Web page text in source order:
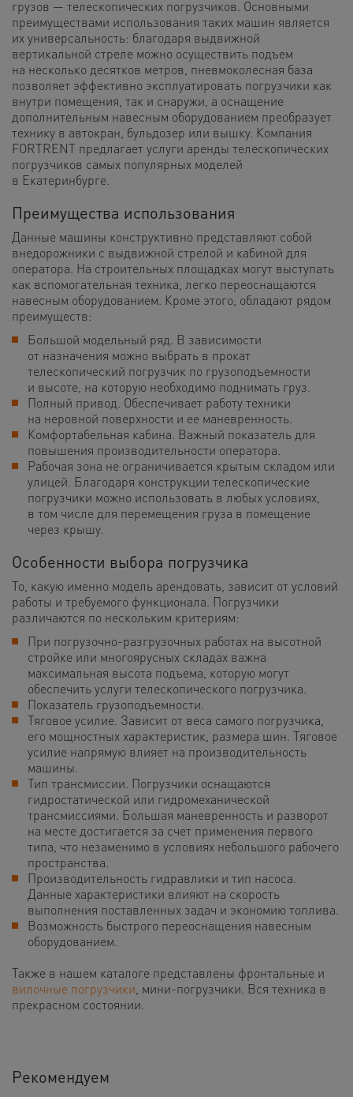
грузов — телескопических погрузчиков. Основными
преимуществами использования таких машин является
их универсальность: благодаря выдвижной
вертикальной стреле можно осуществить подъем
на несколько десятков метров, пневмоколесная база
позволяет эффективно эксплуатировать погрузчики как
внутри помещения, так и снаружи, а оснащение
дополнительным навесным оборудованием преобразует
технику в автокран, бульдозер или вышку. Компания
FORTRENT предлагает услуги аренды телескопических
погрузчиков самых популярных моделей
в Екатеринбурге.
Преимущества использования
Данные машины конструктивно представляют собой
внедорожники с выдвижной стрелой и кабиной для
оператора. На строительных площадках могут выступать
как вспомогательная техника, легко переоснащаются
навесным оборудованием. Кроме этого, обладают рядом
преимуществ:
Большой модельный ряд. В зависимости
от назначения можно выбрать в прокат
телескопический погрузчик по грузоподъемности
и высоте, на которую необходимо поднимать груз.
Полный привод. Обеспечивает работу техники
на неровной поверхности и ее маневренность.
Комфортабельная кабина. Важный показатель для
повышения производительности оператора.
Рабочая зона не ограничивается крытым складом или
улицей. Благодаря конструкции телескопические
погрузчики можно использовать в любых условиях,
в том числе для перемещения груза в помещение
через крышу.
Особенности выбора погрузчика
То, какую именно модель арендовать, зависит от условий
работы и требуемого функционала. Погрузчики
различаются по нескольким критериям:
При погрузочно-разгрузочных работах на высотной
стройке или многоярусных складах важна
максимальная высота подъема, которую могут
обеспечить услуги телескопического погрузчика.
Показатель грузоподъемности.
Тяговое усилие. Зависит от веса самого погрузчика,
его мощностных характеристик, размера шин. Тяговое
усилие напрямую влияет на производительность
машины.
Тип трансмиссии. Погрузчики оснащаются
гидростатической или гидромеханической
трансмиссиями. Большая маневренность и разворот
на месте достигается за счет применения первого
типа, что незаменимо в условиях небольшого рабочего
пространства.
Производительность гидравлики и тип насоса.
Данные характеристики влияют на скорость
выполнения поставленных задач и экономию топлива.
Возможность быстрого переоснащения навесным
оборудованием.
Также в нашем каталоге представлены фронтальные и
вилочные погрузчики, мини-погрузчики. Вся техника в
прекрасном состоянии.
Рекомендуем